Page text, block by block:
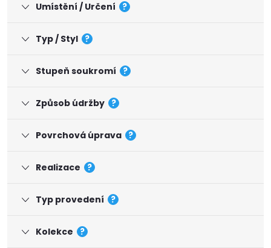
Umístění / Určení ?
Typ / Styl ?
Stupeň soukromí ?
Způsob údržby ?
Povrchová úprava ?
Realizace ?
Typ provedení ?
Kolekce ?